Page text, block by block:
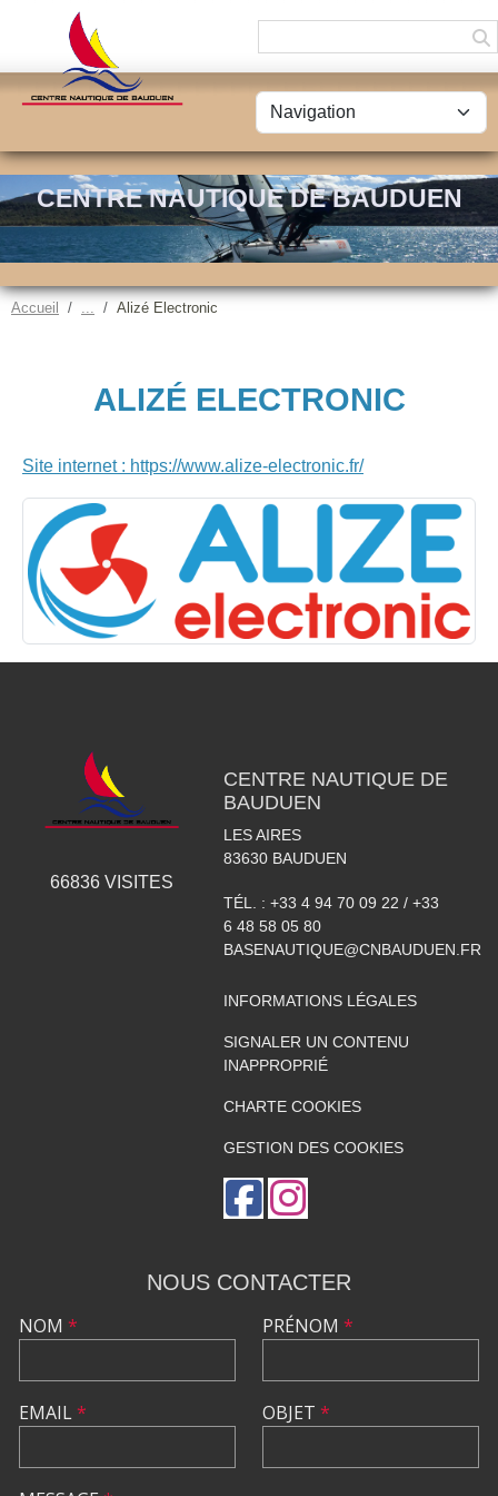
CENTRE NAUTIQUE DE BAUDUEN
Accueil Alizé Electronic
ALIZÉ ELECTRONIC
Site internet : https://www.alize-electronic.fr/
66836VISITES
CENTRE NAUTIQUE DE
BAUDUEN
LES AIRES
83630 BAUDUEN
TÉL. : +33 4 94 70 09 22 / +33
6 48 58 05 80
BASENAUTIQUE@CNBAUDUEN.FR
INFORMATIONS LÉGALES
SIGNALER UN CONTENU
INAPPROPRIÉ
CHARTE COOKIES
GESTION DES COOKIES
NOUS CONTACTER
NOM *
EMAIL*
PRÉNOM *
OBJET *
Panneau de gestion des cookies